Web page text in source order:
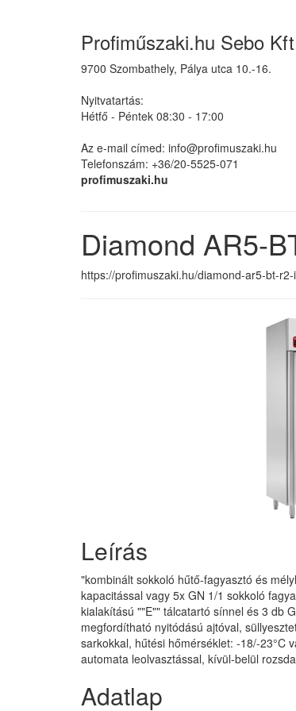
Profiműszaki.hu Sebo
9700 Szombathely, Pálya utca 10.-16.
Nyitvatartás:
Hétfő - Péntek 08:30 - 17:00
Az e-mail címed: info@profimuszaki.hu
Telefonszám: +36/20-5525-071
profimuszaki.hu
Diamond AR5-
https://profimuszaki.hu/diamond-ar5-bt-
Leírás
"kombinált sokkoló hűtő-fagyasztó és
kapacitással vagy 5x GN 1/1 sokkoló
kialakítású ""E"" tálcatartó sínnel és 3 db
megfordítható nyitódású ajtóval,
sarkokkal, hűtési hőmérséklet: -18/-23°C
automata leolvasztással, kívül-belül
Adatlap